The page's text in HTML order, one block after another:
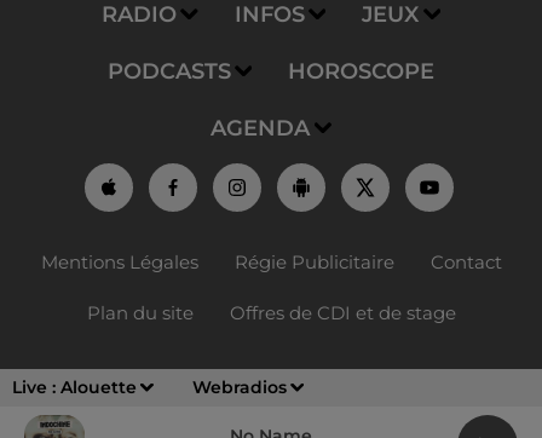
Live : Alouette Webradios
RADIO INFOS JEUX
PODCASTS HOROSCOPE
AGENDA
Mentions Légales Régie Publicitaire Contact
Plan du site Offres de CDI et de stage